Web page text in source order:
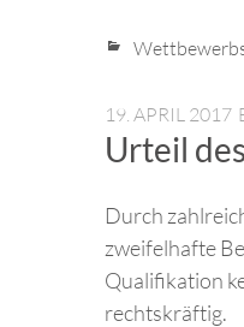
19. APRIL 2017
Urteil
Durch
zweifelhafte
Qualifikation
rechtskräftig.